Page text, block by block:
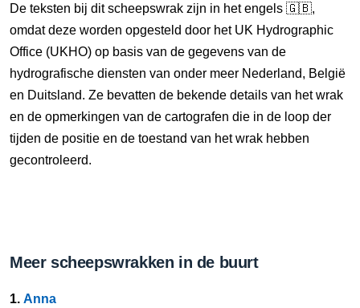
De teksten bij dit scheepswrak zijn in het engels 🇬🇧,
omdat deze worden opgesteld door het UK Hydrographic
Office (UKHO) op basis van de gegevens van de
hydrografische diensten van onder meer Nederland, België
en Duitsland. Ze bevatten de bekende details van het wrak
en de opmerkingen van de cartografen die in de loop der
tijden de positie en de toestand van het wrak hebben
gecontroleerd.
Meer scheepswrakken in de buurt
1. Anna